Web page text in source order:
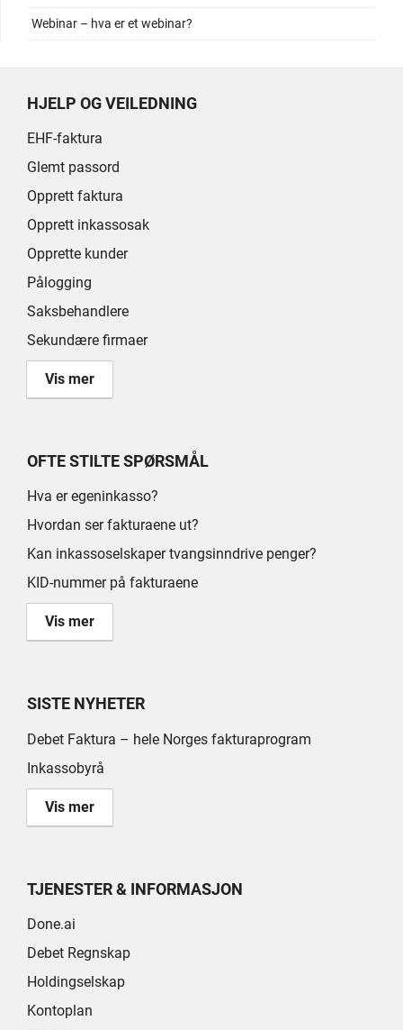
Webinar – hva er et webinar?
HJELP OG VEILEDNING
EHF-faktura
Glemt passord
Opprett faktura
Opprett inkassosak
Opprette kunder
Pålogging
Saksbehandlere
Sekundære firmaer
Vis mer
OFTE STILTE SPØRSMÅL
Hva er egeninkasso?
Hvordan ser fakturaene ut?
Kan inkassoselskaper tvangsinndrive penger?
KID-nummer på fakturaene
Vis mer
SISTE NYHETER
Debet Faktura – hele Norges fakturaprogram
Inkassobyrå
Vis mer
TJENESTER & INFORMASJON
Done.ai
Debet Regnskap
Holdingselskap
Kontoplan